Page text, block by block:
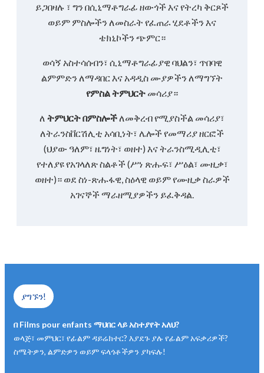
ይጋበዛሉ ፣ ግን በሲኒማቶግራፊ ዘውጎች እና የትረካ ቅርጾች
ወይም ምስሎችን ለመስራት የፈጠራ ሂደቶችን እና
ቴክኒኮችን ጭምር።
ወሳኝ አስተሳሰብን፣ ሲኒማቶግራፊያዊ ባህልን፣ ጥበባዊ
ልምምድን ለማዳበር እና አዳዲስ ሙያዎችን ለማግኘት
የምስል ትምህርት መሳሪያ።
ለ ትምህርት በምስሎችለመቅረብ የሚያስችል መሳሪያ፣
ለትራንስቨርሽሊቲ አሳቢነት፣ ሌሎች የመማሪያ ዘርፎች
(ህያው ዓለም፣ ዜግነት፣ ወዘተ) እና ትራንስሚዲሊቲ፣
የተለያዩ የአገላለጽ ስልቶች (ሥነ ጽሑፍ፣ ሥዕል፣ ሙዚቃ፣
ወዘተ)። ወደ ስነ-ጽሑፋዊ, ስዕላዊ ወይም የሙዚቃ ስራዎች
አገናኞች ማራዘሚያዎችን ይፈቅዳል.
ያግኙን!
በ Films pour enfants ማህበር ላይ አስተያየት አለህ?
ወላጅ፣ መምህር፣ የፊልም ዳይሬክተር? እያደጉ ያሉ የፊልም አፍቃሪዎች?
ስሜትዎን, ልምድዎን ወይም ፍላጎቶችዎን ያካፍሉ!